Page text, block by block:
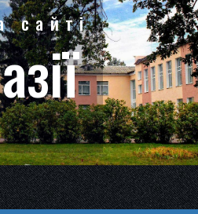
сайті